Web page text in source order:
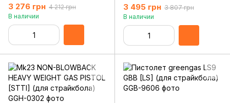
3 276 грн 4 212 грн
В наличии
3 495 грн 3 807 грн
В наличии